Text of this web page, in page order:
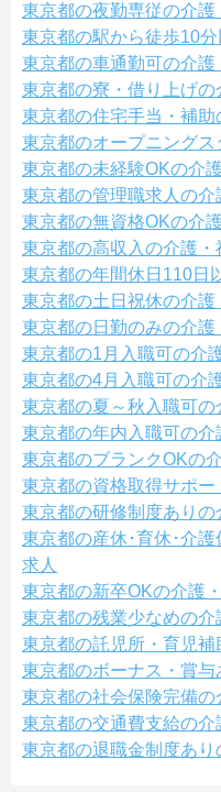
東京都の夜勤専従の介護
東京都の駅から徒歩10
東京都の車通勤可の介護
東京都の寮・借り上げの
東京都の住宅手当・補助
東京都のオープニングス
東京都の未経験OKの介
東京都の管理職求人の介
東京都の無資格OKの介
東京都の高収入の介護・
東京都の年間休日110日
東京都の土日祝休の介護
東京都の日勤のみの介護
東京都の1月入職可の介
東京都の4月入職可の介
東京都の夏～秋入職可の
東京都の年内入職可の介
東京都のブランクOKの
東京都の資格取得サポー
東京都の研修制度ありの
東京都の産休･育休･介
求人
東京都の新卒OKの介護
東京都の残業少なめの介
東京都の託児所・育児補
東京都のボーナス・賞与
東京都の社会保険完備の
東京都の交通費支給の介
東京都の退職金制度あり